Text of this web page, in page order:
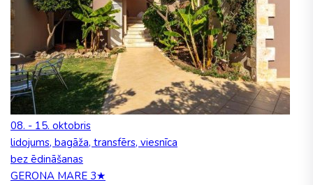
08. - 15. oktobris
lidojums, bagāža, transfērs, viesnīca
bez ēdināšanas
GERONA MARE 3★